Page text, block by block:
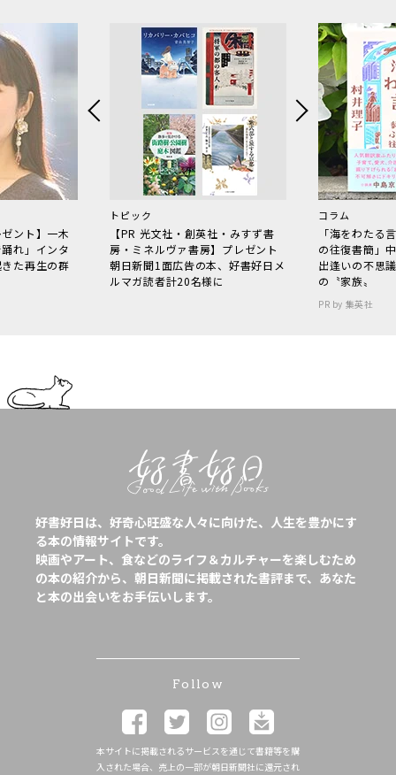
ント】一木
れ」インタ
た再生の群
トピック
【PR 光文社・創英社・みすず書
房・ミネルヴァ書房】プレゼント
朝日新聞1面広告の本、好書好日メ
ルマガ読者計20名様に
コラム
「海をわた
の往復書簡」
出逢いの不思
の〝家族〟
PR by 集英社
好書好日は、好奇心旺盛な人々に向けた、人生を豊かにす
る本の情報サイトです。
映画やアート、食などのライフ＆カルチャーを楽しむため
の本の紹介から、朝日新聞に掲載された書評まで、あなた
と本の出会いをお手伝いします。
Follow
本サイトに掲載されるサービスを通じて書籍等を購
入された場合、売上の一部が朝日新聞社に還元され